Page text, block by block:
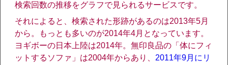
検索回数の推移をグラフで見られるサービスです。
それによると、検索された形跡があるのは2013年5月
から。もっとも多いのが2014年4月となっています。
ヨギボーの日本上陸は2014年。無印良品の「体にフィ
ットするソファ」は2004年からあり、 2011年9月にリ